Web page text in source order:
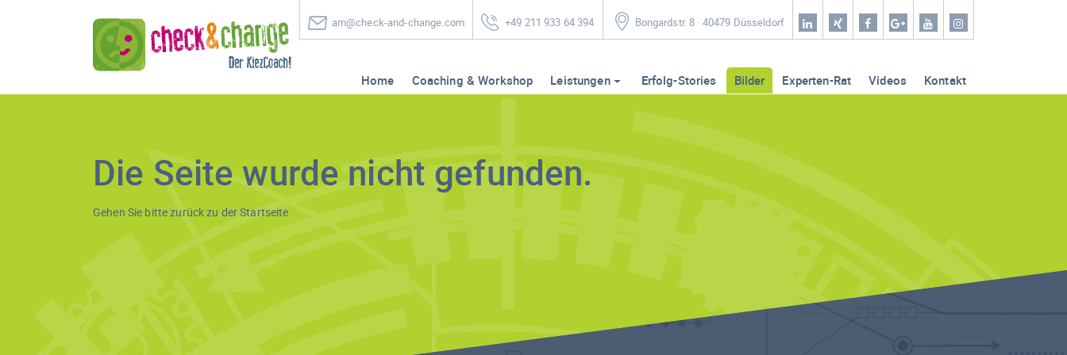
am@check-and-change.com +49 211 933 64 394 Bongardstr. 8 · 40479 Düsseldorf
Home Coaching & Workshop Leistungen Erfolg-Stories Bilder Experten-Rat Videos Kontakt
Die Seite wurde nicht gefunden.
Gehen Sie bitte zurück zu derStartseite
Home
Leistungen
Videos
Kontakt